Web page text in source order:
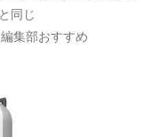
同じ
集部おすすめ